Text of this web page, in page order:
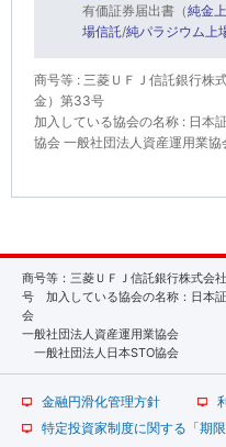
有価証券届出書（純金
場信託/純パラジウム上
商号等 : 三菱ＵＦＪ信託銀行株
金）第33号
加入している協会の名称 : 日本
協会 一般社団法人資産運用業
商号等：三菱ＵＦＪ信託銀行株式
号 加入している協会の名称：日本
会
一般社団法人資産運用業協会
一般社団法人日本STO協会
金融円滑化管理方針
特定投資家制度に関する「期限